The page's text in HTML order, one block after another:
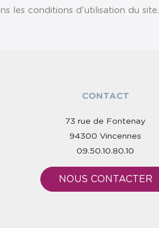
les conditions d'utilisation du site.
CONTACT
73 rue de Fontenay
94300 Vincennes
09.50.10.80.10
NOUS CONTACTER